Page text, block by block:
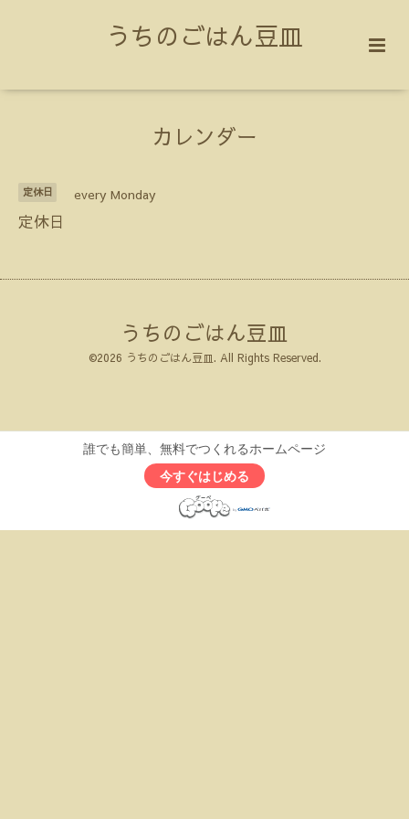
うちのごはん豆皿
カレンダー
定休日 every Monday
定休日
うちのごはん豆皿
©2026 うちのごはん豆皿. All Rights Reserved.
誰でも簡単、無料でつくれるホームページ
今すぐはじめる